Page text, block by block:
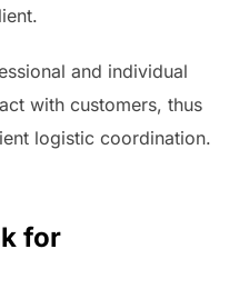
and individual
with customers, thus
logistic coordination.
for